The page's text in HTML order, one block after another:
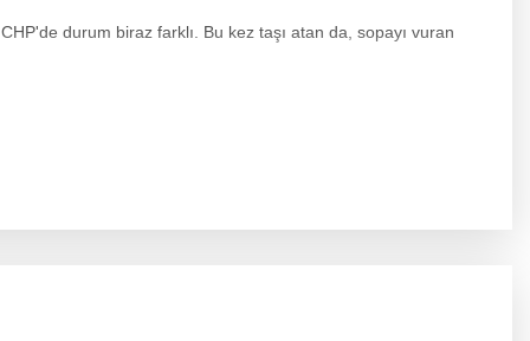
durum biraz farklı. Bu kez taşı atan da, sopayı vuran